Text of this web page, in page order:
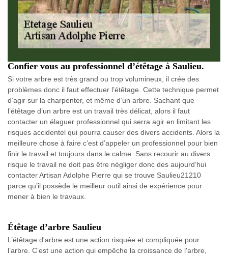
Confier vous au professionnel d’étêtage à Saulieu.
Si votre arbre est très grand ou trop volumineux, il crée des
problèmes donc il faut effectuer l’étêtage. Cette technique permet
d’agir sur la charpenter, et même d’un arbre. Sachant que
l’étêtage d’un arbre est un travail très délicat, alors il faut
contacter un élaguer professionnel qui serra agir en limitant les
risques accidentel qui pourra causer des divers accidents. Alors la
meilleure chose à faire c’est d’appeler un professionnel pour bien
finir le travail et toujours dans le calme. Sans recourir au divers
risque le travail ne doit pas être négliger donc des aujourd’hui
contacter Artisan Adolphe Pierre qui se trouve Saulieu21210
parce qu’il possède le meilleur outil ainsi de expérience pour
mener à bien le travaux.
Étêtage d’arbre Saulieu
L’étêtage d'arbre est une action risquée et compliquée pour
l’arbre. C’est une action qui empêche la croissance de l'arbre,